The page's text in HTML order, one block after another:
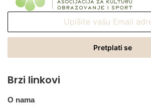
Email
Brzi linkovi
O nama